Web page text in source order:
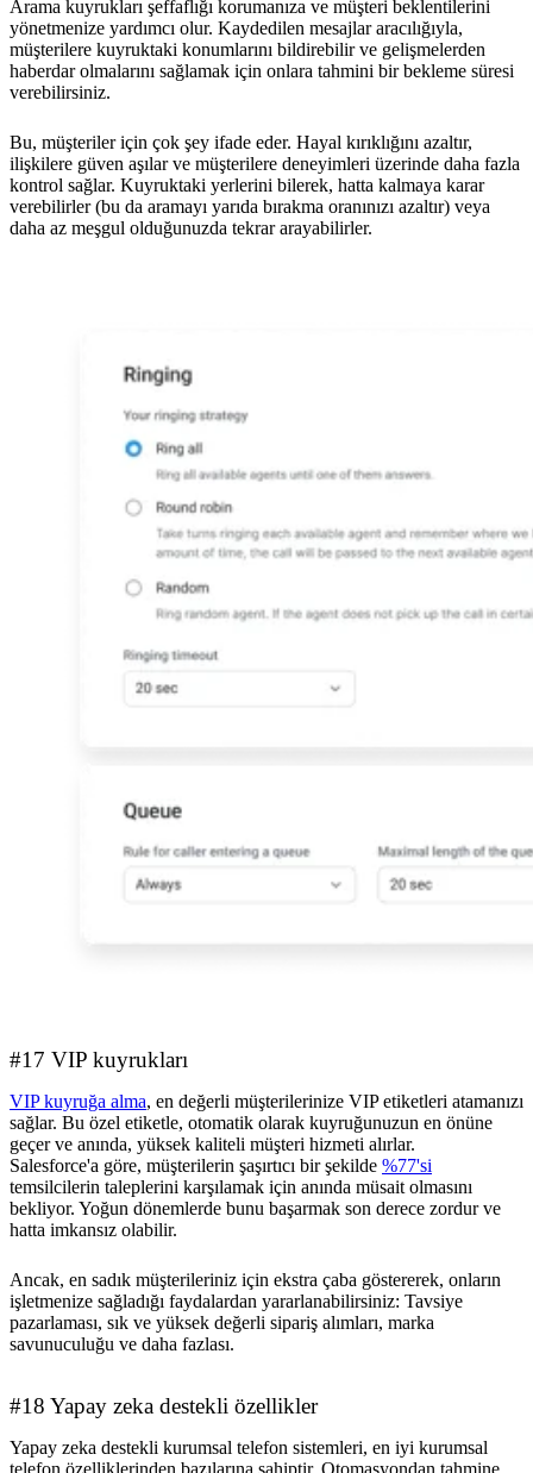
Arama kuyrukları şeffaflığı korumanıza ve müşteri beklentilerini
yönetmenize yardımcı olur. Kaydedilen mesajlar aracılığıyla,
müşterilere kuyruktaki konumlarını bildirebilir ve gelişmelerden
haberdar olmalarını sağlamak için onlara tahmini bir bekleme süresi
verebilirsiniz.
Bu, müşteriler için çok şey ifade eder. Hayal kırıklığını azaltır,
ilişkilere güven aşılar ve müşterilere deneyimleri üzerinde daha fazla
kontrol sağlar. Kuyruktaki yerlerini bilerek, hatta kalmaya karar
verebilirler (bu da aramayı yarıda bırakma oranınızı azaltır) veya
daha az meşgul olduğunuzda tekrar arayabilirler.
#17 VIP kuyrukları
VIP kuyruğa alma, en değerli müşterilerinize VIP etiketleri atamanızı
sağlar. Bu özel etiketle, otomatik olarak kuyruğunuzun en önüne
geçer ve anında, yüksek kaliteli müşteri hizmeti alırlar.
Salesforce'a göre, müşterilerin şaşırtıcı bir şekilde %77'si
temsilcilerin taleplerini karşılamak için anında müsait olmasını
bekliyor. Yoğun dönemlerde bunu başarmak son derece zordur ve
hatta imkansız olabilir.
Ancak, en sadık müşterileriniz için ekstra çaba göstererek, onların
işletmenize sağladığı faydalardan yararlanabilirsiniz: Tavsiye
pazarlaması, sık ve yüksek değerli sipariş alımları, marka
savunuculuğu ve daha fazlası.
#18 Yapay zeka destekli özellikler
Yapay zeka destekli kurumsal telefon sistemleri, en iyi kurumsal
telefon özelliklerinden bazılarına sahiptir. Otomasyondan tahmine